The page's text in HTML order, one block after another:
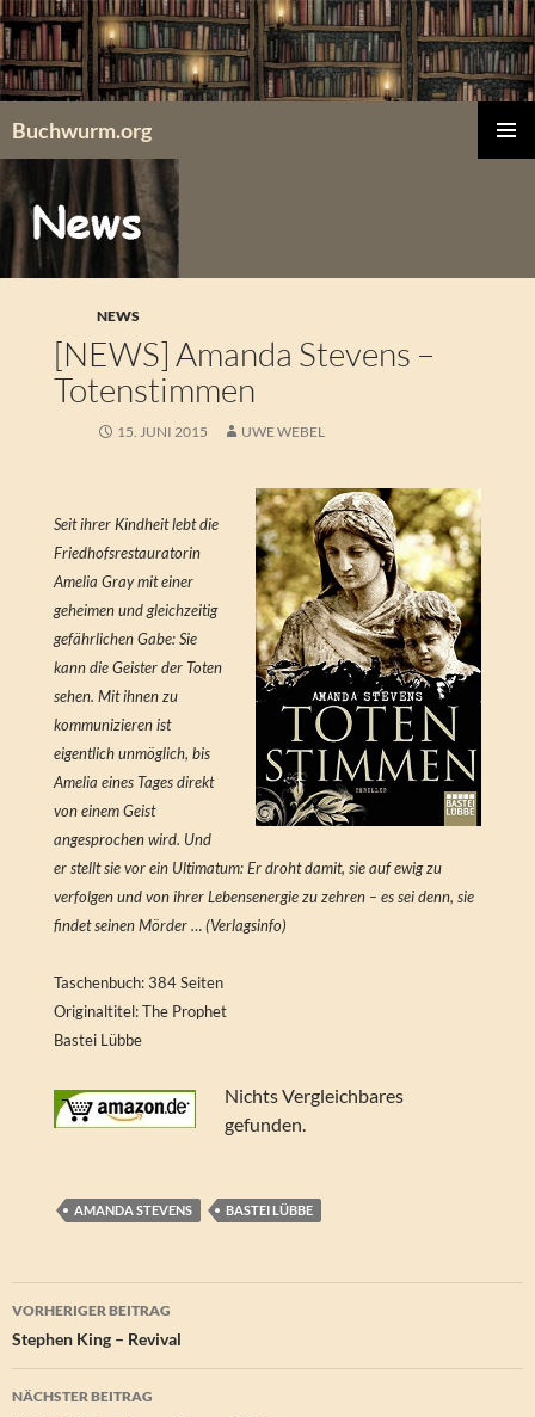
Zum
Inhalt
springen
Buchwurm.org
NEWS
[NEWS] Amanda Stevens –
Totenstimmen
15. JUNI 2015 UWE WEBEL
Seit ihrer Kindheit lebt die
Friedhofsrestauratorin
Amelia Gray mit einer
geheimen und gleichzeitig
gefährlichen Gabe: Sie
kann die Geister der Toten
sehen. Mit ihnen zu
kommunizieren ist
eigentlich unmöglich, bis
Amelia eines Tages direkt
von einem Geist
angesprochen wird. Und
er stellt sie vor ein Ultimatum: Er droht damit, sie auf ewig zu
verfolgen und von ihrer Lebensenergie zu zehren – es sei denn, sie
findet seinen Mörder … (Verlagsinfo)
Taschenbuch: 384 Seiten
Originaltitel: The Prophet
Bastei Lübbe
Nichts Vergleichbares
gefunden.
AMANDA STEVENS BASTEI LÜBBE
Beitragsnavigation
VORHERIGER BEITRAG
Stephen King – Revival
NÄCHSTER BEITRAG